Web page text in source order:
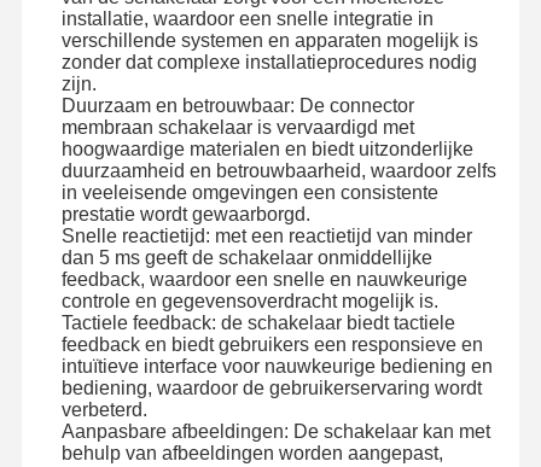
FabriekstochtKwaliteitscont
Neem
Ons Op
Nieuws
Vraag Een
Offerte
De Schakelaar van het douanemembraan
Industriële Membraanschakelaar
Flexibele membraanschakelaar
installatie, waardoor een snelle integratie in
verschillende systemen en apparaten mogelijk is
zonder dat complexe installatieprocedures nodig
zijn.
Duurzaam en betrouwbaar: De connector
membraan schakelaar is vervaardigd met
hoogwaardige materialen en biedt uitzonderlijke
duurzaamheid en betrouwbaarheid, waardoor zelfs
in veeleisende omgevingen een consistente
prestatie wordt gewaarborgd.
Snelle reactietijd: met een reactietijd van minder
dan 5 ms geeft de schakelaar onmiddellijke
feedback, waardoor een snelle en nauwkeurige
controle en gegevensoverdracht mogelijk is.
Tactiele feedback: de schakelaar biedt tactiele
feedback en biedt gebruikers een responsieve en
intuïtieve interface voor nauwkeurige bediening en
bediening, waardoor de gebruikerservaring wordt
verbeterd.
Aanpasbare afbeeldingen: De schakelaar kan met
behulp van afbeeldingen worden aangepast,